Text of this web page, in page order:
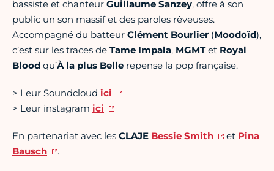
bassiste et chanteur Guillaume Sanzey, offre à son
public un son massif et des paroles rêveuses.
Accompagné du batteur Clément Bourlier(Moodoïd),
c’est sur les traces de Tame Impala, MGMTet Royal
Blood qu’À la plus Belle repense la pop française.
> Leur Soundcloud ici
> Leur instagram ici
En partenariat avec les CLAJE Bessie Smith et Pina
Bausch
.